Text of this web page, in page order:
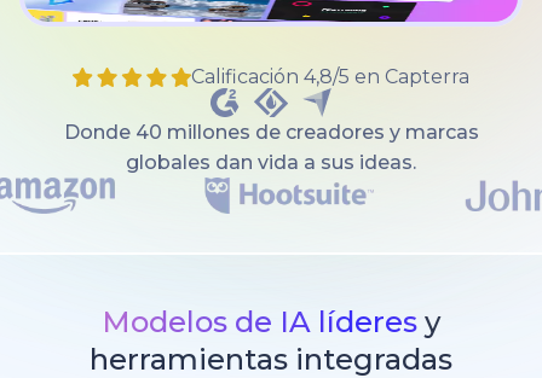
Calificación 4,8/5 en Capterra
Donde 40 millones de creadores y marcas
globales dan vida a sus ideas.
Modelos de IA líderes y
herramientas integradas